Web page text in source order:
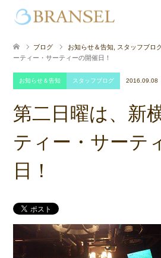
ブログ お知らせ＆告知 スタッフブロ
ーティー・サーティーの開催日！
お知らせ＆告知 スタッフブログ 2016.09.08
第二日曜は、新
ティー・サーテ
日！